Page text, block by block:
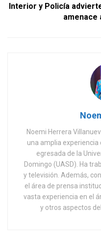
Interior y Policía
amenace
Noemi Herrera
una amplia experiencia
egresada de la
Domingo (UASD). Ha
y televisión. Además,
el área de prensa
vasta experiencia en el
y otros aspectos